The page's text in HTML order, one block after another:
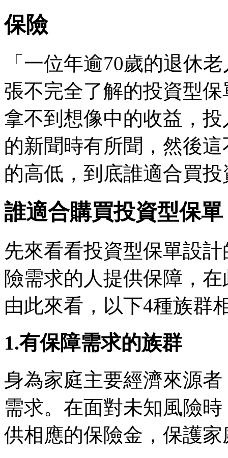
保險
「一位年逾70歲的退休
張不完全了解的投資型
拿不到想像中的收益，
的新聞時有所聞，然後
的高低，到底誰適合買
誰適合購買投資型保單
先來看看投資型保單設
險需求的人提供保障，
由此來看，以下4種族群
1.有保障需求的族群
身為家庭主要經濟來源
需求。在面對未知風險
供相應的保險金，保護